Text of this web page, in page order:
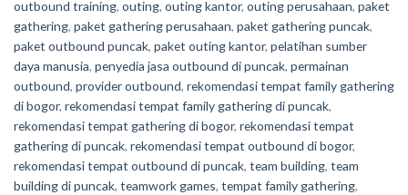
outbound training, outing, outing kantor, outing perusahaan, paket
gathering, paket gathering perusahaan, paket gathering puncak,
paket outbound puncak, paket outing kantor, pelatihan sumber
daya manusia, penyedia jasa outbound di puncak, permainan
outbound, provider outbound, rekomendasi tempat family gathering
di bogor, rekomendasi tempat family gathering di puncak,
rekomendasi tempat gathering di bogor, rekomendasi tempat
gathering di puncak, rekomendasi tempat outbound di bogor,
rekomendasi tempat outbound di puncak, team building, team
building di puncak, teamwork games, tempat family gathering,